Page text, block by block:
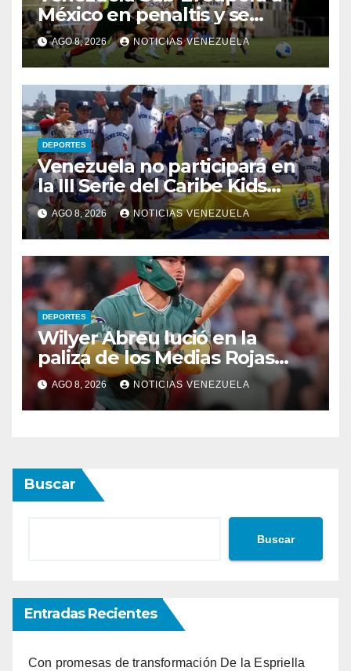
México en penaltis y se
adjudica el oro
AGO 8, 2026 NOTICIAS VENEZUELA
DEPORTES
Venezuela no participará en
la III Serie del Caribe Kids
Nayarit 2026
AGO 8, 2026 NOTICIAS VENEZUELA
DEPORTES
Wilyer Abreu lució en la
paliza de los Medias Rojas
sobre los Atléticos
AGO 8, 2026 NOTICIAS VENEZUELA
Buscar
Buscar
Entradas Recientes
Con promesas de transformación De la Espriella